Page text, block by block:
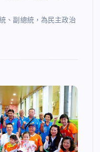
、副總統，為民主政治